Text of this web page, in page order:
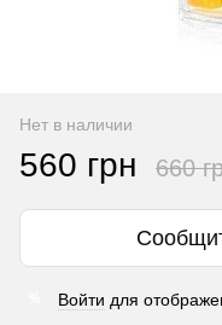
Нет в наличии
560 грн 660
Войти для